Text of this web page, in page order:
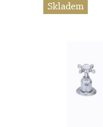
Skladem